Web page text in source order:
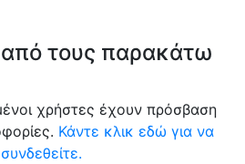
από τους παρακάτω
χρήστες έχουν πρόσβαση
Κάντε κλικ εδώ για να
συνδεθείτε.